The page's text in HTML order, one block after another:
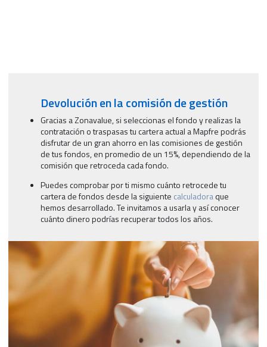
Devolución en la comisión de gestión
Gracias a Zonavalue, si seleccionas el fondo y realizas la
contratación o traspasas tu cartera actual a Mapfre podrás
disfrutar de un gran ahorro en las comisiones de gestión
de tus fondos, en promedio de un 15%, dependiendo de la
comisión que retroceda cada fondo.
Puedes comprobar por ti mismo cuánto retrocede tu
cartera de fondos desde la siguiente calculadoraque
hemos desarrollado. Te invitamos a usarla y así conocer
cuánto dinero podrías recuperar todos los años.